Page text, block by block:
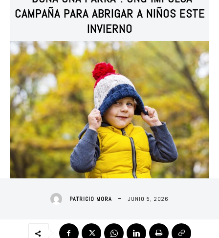
CAMPAÑA PARA ABRIGAR A NIÑOS ESTE
INVIERNO
PATRICIO MORA JUNIO 5, 2026